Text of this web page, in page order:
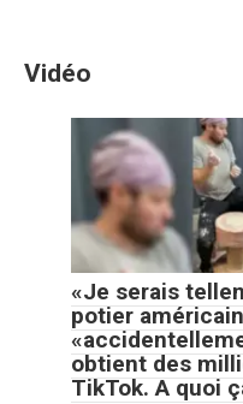
Vidéo
«Je serais
potier
obtient des
TikTok. A quoi